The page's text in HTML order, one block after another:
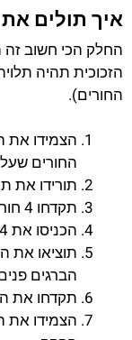
איך תולים
החלק הכי חשוב זה
הזכוכית תהיה
החורים).
הצמידו את
החורים
תורידו את
תקדחו 4 חורים איפה שסימנתם
הכניסו את 4 הדיבלים לתוך החורים
תוציאו את
הברגים
תקדחו את
הצמידו את